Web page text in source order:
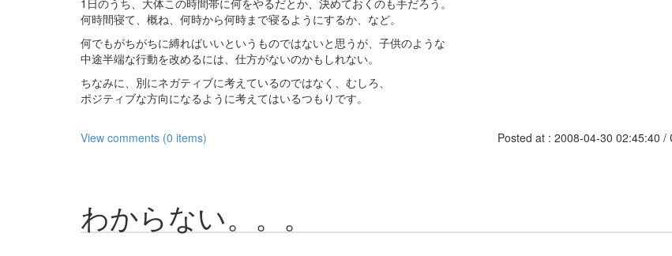
1日のうち、大体この時間帯に何をやるだとか、決めておくのも手だろう。
何時間寝て、概ね、何時から何時まで寝るようにするか、など。
何でもがちがちに縛ればいいというものではないと思うが、子供のような
中途半端な行動を改めるには、仕方がないのかもしれない。
ちなみに、別にネガティブに考えているのではなく、むしろ、
ポジティブな方向になるように考えてはいるつもりです。
View comments (0 items) Posted at : 2008-04-30 02:45:40 /
わからない。。。